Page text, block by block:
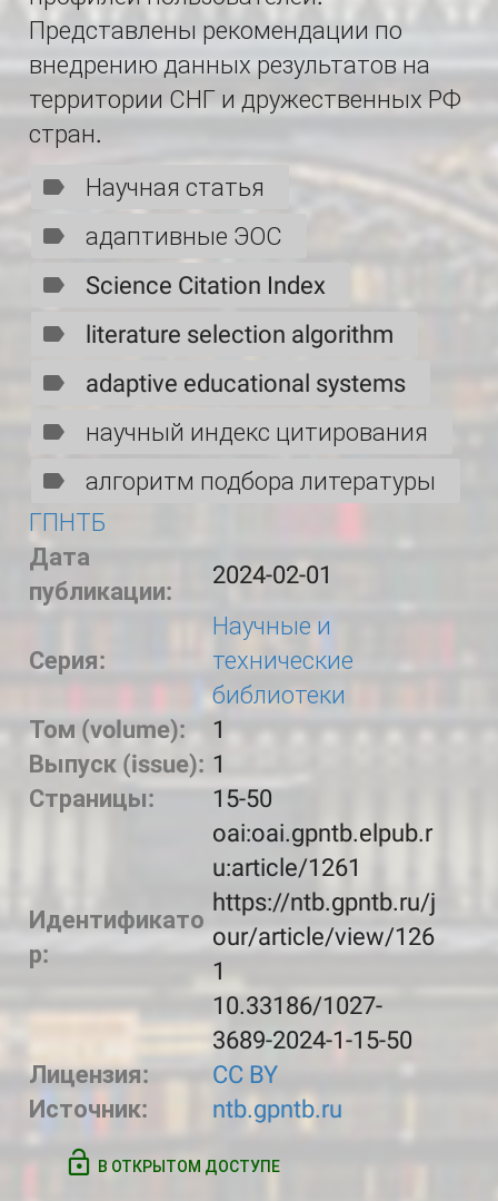
Представлены рекомендации по
внедрению данных результатов на
территории СНГ и дружественных РФ
стран.
Научная статья
адаптивные ЭОС
Science Citation Index
literature selection algorithm
adaptive educational systems
научный индекс цитирования
алгоритм подбора литературы
ГПНТБ
Дата
публикации:
2024-02-01
Серия:
Научные и
технические
библиотеки
Том (volume):
1
Выпуск (issue): 1
Страницы:
15-50
Идентификато
р:
oai:oai.gpntb.elpub.r
u:article/1261
https://ntb.gpntb.ru/j
our/article/view/126
1
10.33186/1027-
3689-2024-1-15-50
Лицензия:
CC BY
Источник:
ntb.gpntb.ru
В ОТКРЫТОМ ДОСТУПЕ